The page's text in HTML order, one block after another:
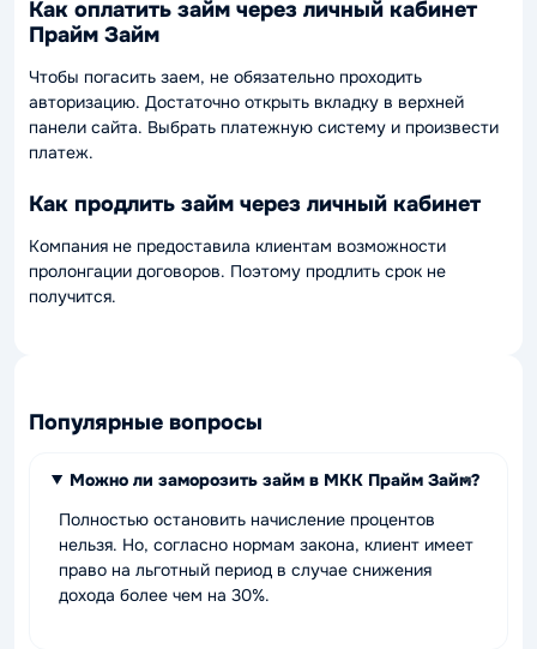
Как оплатить займ через личный кабинет
Прайм Займ
Чтобы погасить заем, не обязательно проходить
авторизацию. Достаточно открыть вкладку в верхней
панели сайта. Выбрать платежную систему и произвести
платеж.
Как продлить займ через личный кабинет
Компания не предоставила клиентам возможности
пролонгации договоров. Поэтому продлить срок не
получится.
Популярные вопросы
Можно ли заморозить займ в МКК Прайм Займ?
Полностью остановить начисление процентов
нельзя. Но, согласно нормам закона, клиент имеет
право на льготный период в случае снижения
дохода более чем на 30%.